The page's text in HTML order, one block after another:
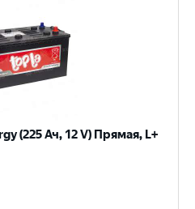
(225 Ач, 12 V) Прямая, L+